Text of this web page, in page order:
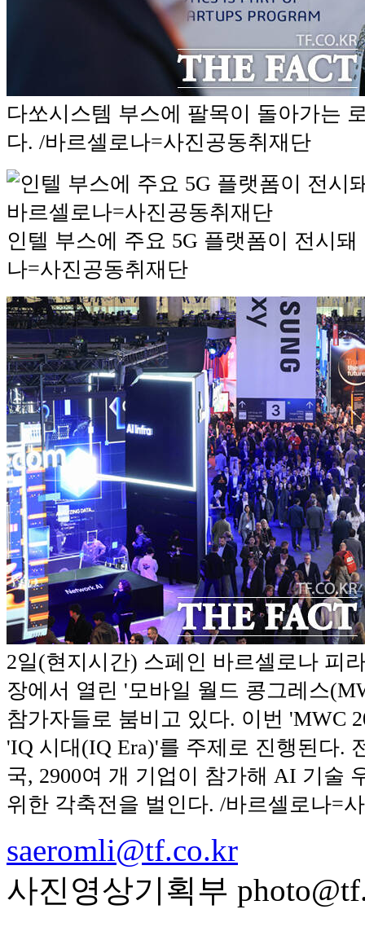
다쏘시스템 부스에 팔목이 돌아가는
다. /바르셀로나=사진공동취재단
인텔 부스에 주요 5G 플랫폼이 전시
나=사진공동취재단
2일(현지시간) 스페인 바르셀로나 피
장에서 열린 '모바일 월드 콩그레스
참가자들로 붐비고 있다. 이번 'MWC
'IQ 시대(IQ Era)'를 주제로 진행된다.
국, 2900여 개 기업이 참가해 AI 기술
위한 각축전을 벌인다. /바르셀로나=
saeromli@tf.co.kr
사진영상기획부